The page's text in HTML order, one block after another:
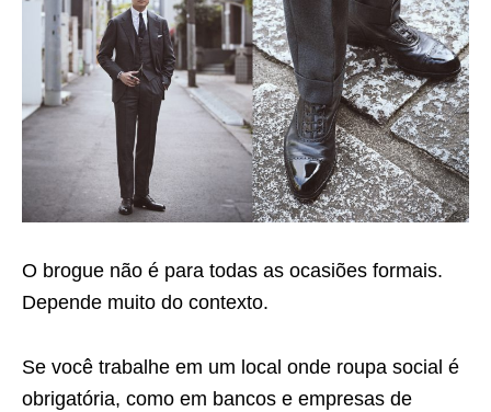
O brogue não é para todas as ocasiões formais.
Depende muito do contexto.
Se você trabalhe em um local onde roupa social é
obrigatória, como em bancos e empresas de